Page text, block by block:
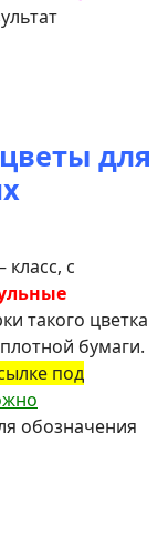
для
с
такого цветка
бумаги.
под
обозначения